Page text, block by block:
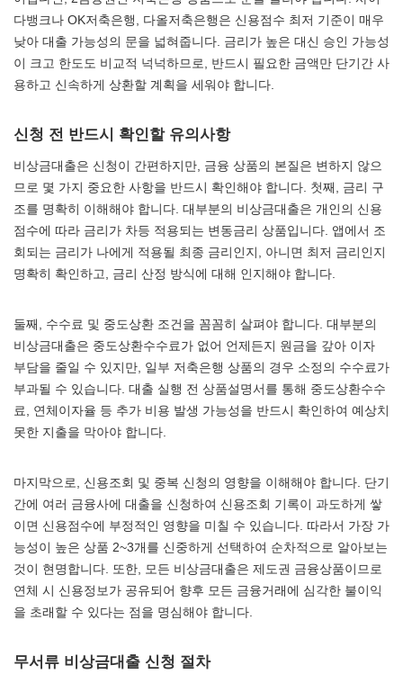
다뱅크나 OK저축은행, 다올저축은행은 신용점수 최저 기준이 매우
낮아 대출 가능성의 문을 넓혀줍니다. 금리가 높은 대신 승인 가능성
이 크고 한도도 비교적 넉넉하므로, 반드시 필요한 금액만 단기간 사
용하고 신속하게 상환할 계획을 세워야 합니다.
신청 전 반드시 확인할 유의사항
비상금대출은 신청이 간편하지만, 금융 상품의 본질은 변하지 않으
므로 몇 가지 중요한 사항을 반드시 확인해야 합니다. 첫째, 금리 구
조를 명확히 이해해야 합니다. 대부분의 비상금대출은 개인의 신용
점수에 따라 금리가 차등 적용되는 변동금리 상품입니다. 앱에서 조
회되는 금리가 나에게 적용될 최종 금리인지, 아니면 최저 금리인지
명확히 확인하고, 금리 산정 방식에 대해 인지해야 합니다.
둘째, 수수료 및 중도상환 조건을 꼼꼼히 살펴야 합니다. 대부분의
비상금대출은 중도상환수수료가 없어 언제든지 원금을 갚아 이자
부담을 줄일 수 있지만, 일부 저축은행 상품의 경우 소정의 수수료가
부과될 수 있습니다. 대출 실행 전 상품설명서를 통해 중도상환수수
료, 연체이자율 등 추가 비용 발생 가능성을 반드시 확인하여 예상치
못한 지출을 막아야 합니다.
마지막으로, 신용조회 및 중복 신청의 영향을 이해해야 합니다. 단기
간에 여러 금융사에 대출을 신청하여 신용조회 기록이 과도하게 쌓
이면 신용점수에 부정적인 영향을 미칠 수 있습니다. 따라서 가장 가
능성이 높은 상품 2~3개를 신중하게 선택하여 순차적으로 알아보는
것이 현명합니다. 또한, 모든 비상금대출은 제도권 금융상품이므로
연체 시 신용정보가 공유되어 향후 모든 금융거래에 심각한 불이익
을 초래할 수 있다는 점을 명심해야 합니다.
무서류 비상금대출 신청 절차